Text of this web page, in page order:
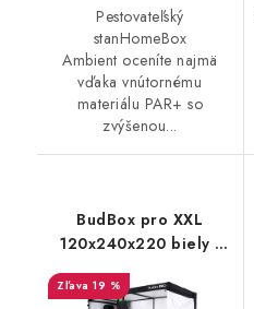
Pestovateľský
stanHomeBox
Ambient oceníte najmä
vďaka vnútornému
materiálu PAR+ so
zvýšenou...
BudBox pro XXL
120x240x220 biely -
vyššia verzia
19 %